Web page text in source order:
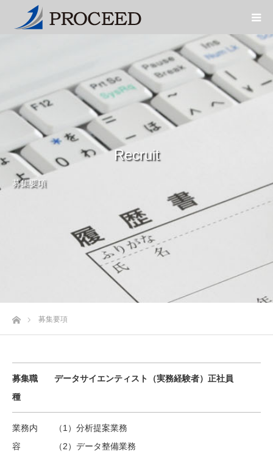
Recruit
募集要項
ホーム募集要項
募集職
種
データサイエンティスト（実務経験者）正社員
業務内
容
（1）分析提案業務
（2）データ整備業務